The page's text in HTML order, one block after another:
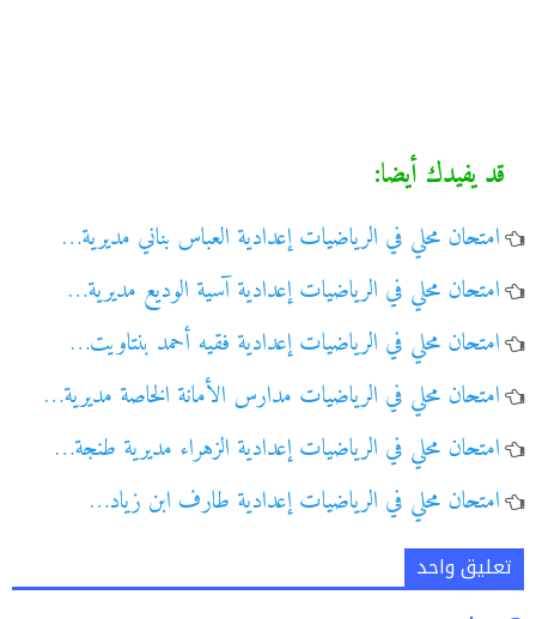
قد يفيدك أيضا:
امتحان محلي في الرياضيات إعدادية العباس بناني مديرية…
امتحان محلي في الرياضيات إعدادية آسية الوديع مديرية…
امتحان محلي في الرياضيات إعدادية فقيه أحمد بنتاويت…
امتحان محلي في الرياضيات مدارس الأمانة الخاصة مديرية…
امتحان محلي في الرياضيات إعدادية الزهراء مديرية طنجة…
امتحان محلي في الرياضيات إعدادية طارف ابن زياد…
تعليق واحد